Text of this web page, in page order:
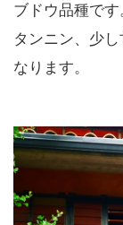
ブドウ品種で
タンニン、少
なります。